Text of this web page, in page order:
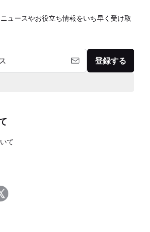
ュースやお役立ち情報をいち早く受け取
登録する
て